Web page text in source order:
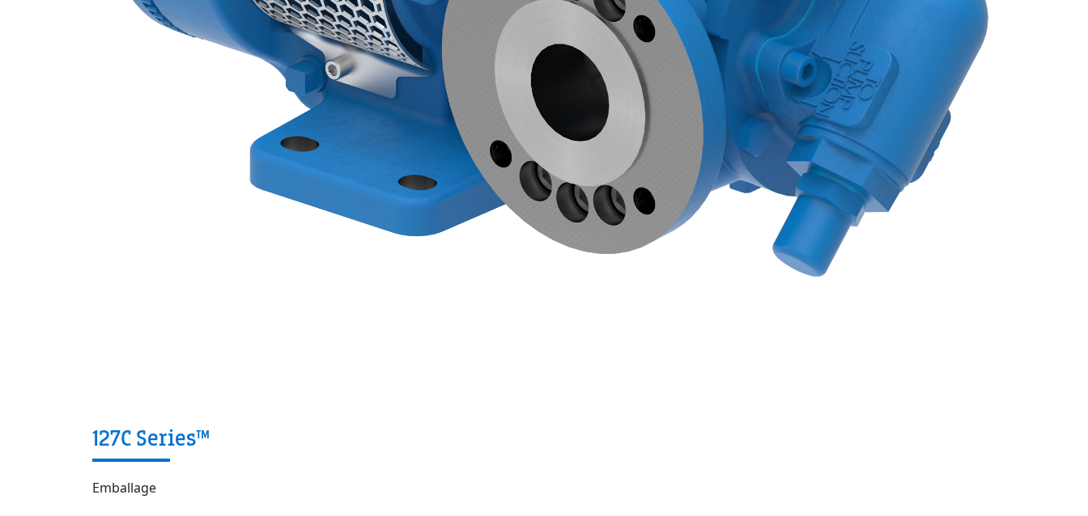
127C Series™
Emballage